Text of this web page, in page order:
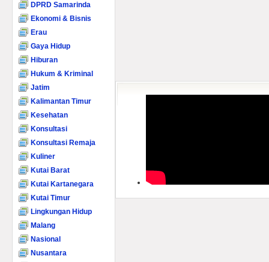
DPRD Samarinda
Ekonomi & Bisnis
Erau
Gaya Hidup
Hiburan
Hukum & Kriminal
Jatim
Kalimantan Timur
Kesehatan
Konsultasi
Konsultasi Remaja
Kuliner
Kutai Barat
Kutai Kartanegara
Kutai Timur
Lingkungan Hidup
Malang
Nasional
Nusantara